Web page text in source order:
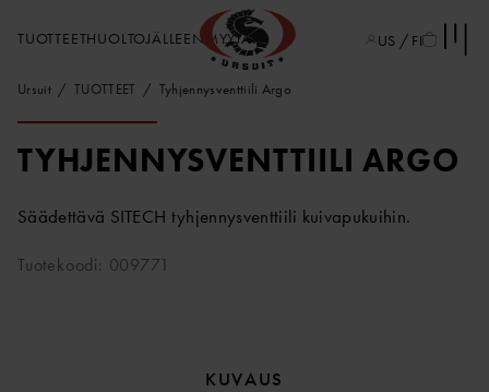
TUOTTEETHUOLTOJÄLLEENMYYJÄT US / FI
Ursuit TUOTTEET Tyhjennysventtiili Argo
TYHJENNYSVENTTIILI ARGO
Säädettävä SITECH tyhjennysventtiili kuivapukuihin.
Tuotekoodi: 009771
KUVAUS